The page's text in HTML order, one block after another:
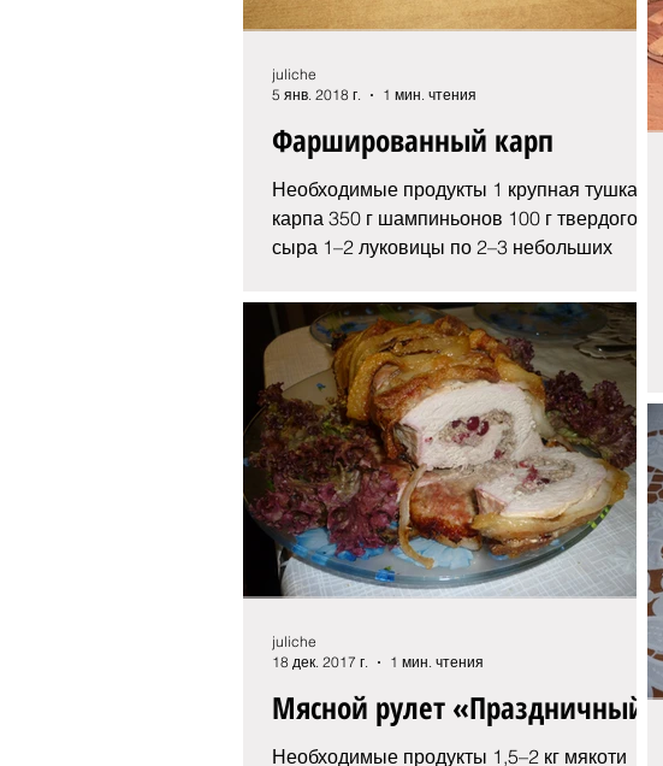
Фаршированный карп
Необходимые продукты 1 крупная тушка
карпа 350 г шампиньонов 100 г твердого
сыра 1–2 луковицы по 2–3 небольших
juliche
5 янв. 2018 г.
1 мин. чтения
Мясной рулет «Праздничный»
Необходимые продукты 1,5–2 кг мякоти
juliche
18 дек. 2017 г.
1 мин. чтения